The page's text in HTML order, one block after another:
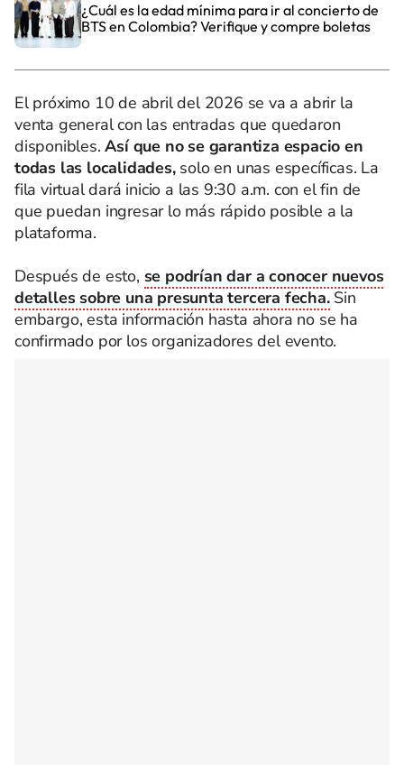
¿Cuál es la edad mínima para ir al concierto de
BTS en Colombia? Verifique y compre boletas
El próximo 10 de abril del 2026 se va a abrir la
venta general con las entradas que quedaron
disponibles.Así que no se garantiza espacio en
todas las localidades,solo en unas específicas. La
fila virtual dará inicio a las 9:30 a.m. con el fin de
que puedan ingresar lo más rápido posible a la
plataforma.
Después de esto, se podrían dar a conocer nuevos
detalles sobre una presunta tercera fecha.Sin
embargo, esta información hasta ahora no se ha
confirmado por los organizadores del evento.